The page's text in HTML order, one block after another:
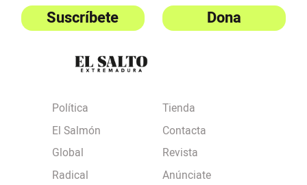
Suscríbete Dona
Política
El Salmón
Global
Radical
Tienda
Contacta
Revista
Anúnciate